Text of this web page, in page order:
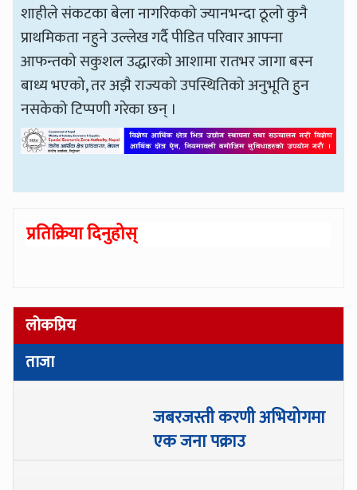
शाहीले संकटका बेला नागरिकको ज्यानभन्दा ठूलो कुनै
प्राथमिकता नहुने उल्लेख गर्दै पीडित परिवार आफ्ना
आफन्तको सकुशल उद्धारको आशामा रातभर जागा बस्न
बाध्य भएको, तर अझै राज्यको उपस्थितिको अनुभूति हुन
नसकेको टिप्पणी गरेका छन् ।
प्रतिक्रिया दिनुहोस्
लोकप्रिय
ताजा
जबरजस्ती करणी अभियोगमा
एक जना पक्राउ